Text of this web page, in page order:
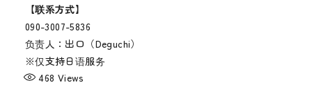
【联系方式】
090-3007-5836
负责人：出口（Deguchi）
※仅支持日语服务
468 Views